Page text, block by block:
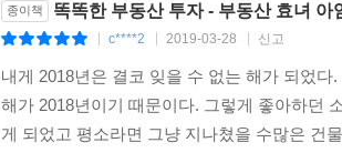
종이책 똑똑한 부동산 투자 - 부동산 효녀 아
c****2 2019-03-28 신고
내게 2018년은 결코 잊을 수 없는 해가 되었
해가 2018년이기 때문이다. 그렇게 좋아하던
게 되었고 평소라면 그냥 지나쳤을 수많은 건